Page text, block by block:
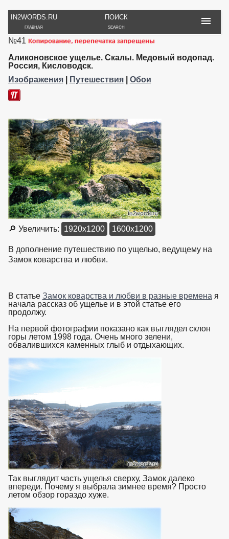
IN2WORDS.RU
ГЛАВНАЯ
ПОИСК
SEARCH
РУКОДЕЛИЕ ТОВАРЫ ПУТЕШЕСТВИЯ
ИГРЫ
И ИГРУШКИ
ОБОИ
№41
Аликоновское ущелье. Скалы. Медовый водопад.
Россия, Кисловодск.
Изображения| Путешествия| Обои
🔎 Увеличить: 1920x1200 1600x1200
В дополнение путешествию по ущелью, ведущему на
Замок коварства и любви.
В статье Замок коварства и любви в разные времена я
начала рассказ об ущелье и в этой статье его
продолжу.
На первой фотографии показано как выглядел склон
горы летом 1998 года. Очень много зелени,
обвалившихся каменных глыб и отдыхающих.
Так выглядит часть ущелья сверху, Замок далеко
впереди. Почему я выбрала зимнее время? Просто
летом обзор гораздо хуже.